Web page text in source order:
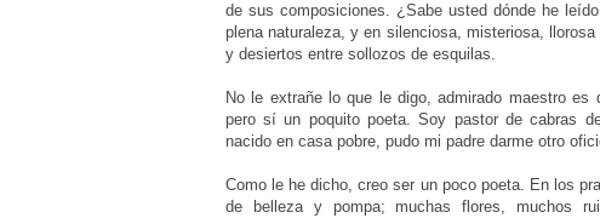
de sus composiciones. ¿Sabe usted dónde he
plena naturaleza, y en silenciosa, misteriosa,
y desiertos entre sollozos de esquilas.
No le extrañe lo que le digo, admirado maestro
pero sí un poquito poeta. Soy pastor de cabras
nacido en casa pobre, pudo mi padre darme otro
Como le he dicho, creo ser un poco poeta. En los
de belleza y pompa; muchas flores, muchos